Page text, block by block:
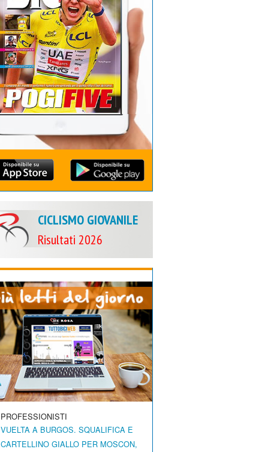
CICLISMO GIOVANILE
Risultati 2026
PROFESSIONISTI
VUELTA A BURGOS. SQUALIFICA E
CARTELLINO GIALLO PER MOSCON,